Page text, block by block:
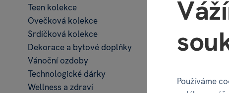
Teen kolekce
Ovečková kolekce
Srdíčková kolekce
Dekorace a bytové doplňky
Vánoční ozdoby
Technologické dárky
Wellness a zdraví
Používáme